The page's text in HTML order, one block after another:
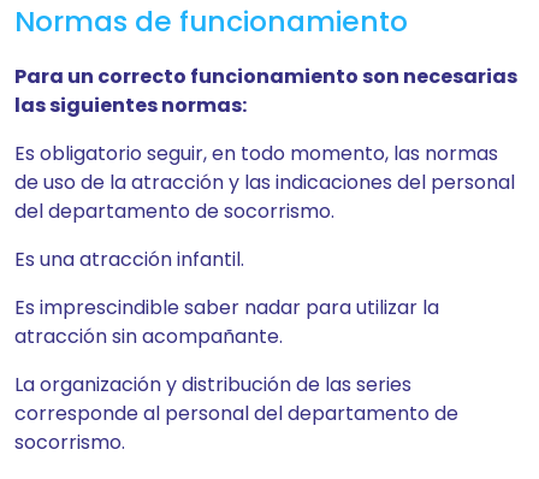
Normas de funcionamiento
Para un correcto funcionamiento son necesarias
las siguientes normas:
Es obligatorio seguir, en todo momento, las normas
de uso de la atracción y las indicaciones del personal
del departamento de socorrismo.
Es una atracción infantil.
Es imprescindible saber nadar para utilizar la
atracción sin acompañante.
La organización y distribución de las series
corresponde al personal del departamento de
socorrismo.